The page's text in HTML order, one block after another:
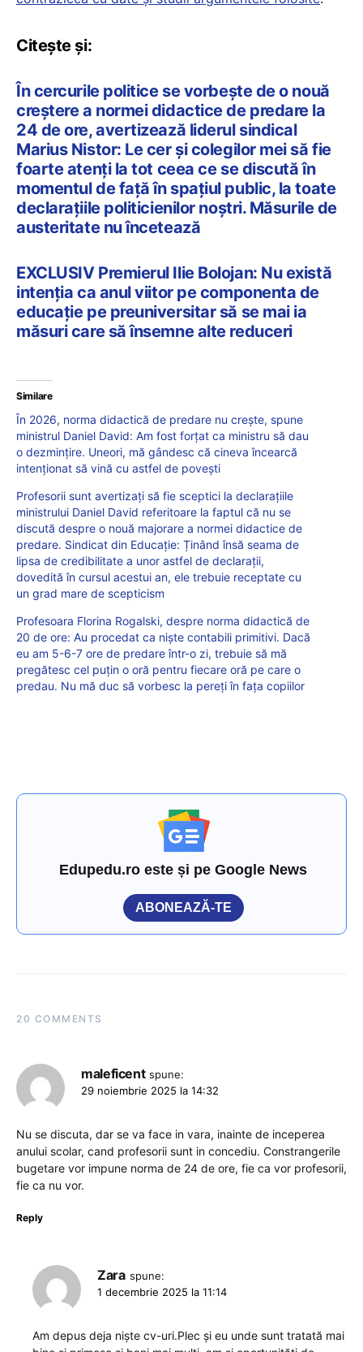
Citește și:
În cercurile politice se vorbește de o nouă
creștere a normei didactice de predare la
24 de ore, avertizează liderul sindical
Marius Nistor: Le cer și colegilor mei să fie
foarte atenți la tot ceea ce se discută în
momentul de față în spațiul public, la toate
declarațiile politicienilor noștri. Măsurile de
austeritate nu încetează
EXCLUSIV Premierul Ilie Bolojan: Nu există
intenția ca anul viitor pe componenta de
educație pe preuniversitar să se mai ia
măsuri care să însemne alte reduceri
Similare
În 2026, norma didactică de predare nu crește, spune
ministrul Daniel David: Am fost forțat ca ministru să dau
o dezmințire. Uneori, mă gândesc că cineva încearcă
intenționat să vină cu astfel de povești
Profesorii sunt avertizați să fie sceptici la declarațiile
ministrului Daniel David referitoare la faptul că nu se
discută despre o nouă majorare a normei didactice de
predare. Sindicat din Educație: Ținând însă seama de
lipsa de credibilitate a unor astfel de declarații,
dovedită în cursul acestui an, ele trebuie receptate cu
un grad mare de scepticism
Profesoara Florina Rogalski, despre norma didactică de
20 de ore: Au procedat ca niște contabili primitivi. Dacă
eu am 5-6-7 ore de predare într-o zi, trebuie să mă
pregătesc cel puțin o oră pentru fiecare oră pe care o
predau. Nu mă duc să vorbesc la pereți în fața copiilor
Edupedu.ro este și pe Google News
ABONEAZĂ-TE
20 COMMENTS
maleficent spune:
29 noiembrie 2025 la 14:32
Nu se discuta, dar se va face in vara, inainte de inceperea
anului scolar, cand profesorii sunt in concediu. Constrangerile
bugetare vor impune norma de 24 de ore, fie ca vor profesorii,
fie ca nu vor.
Reply
Zara spune:
1 decembrie 2025 la 11:14
Am depus deja niște cv-uri.Plec și eu unde sunt tratată mai